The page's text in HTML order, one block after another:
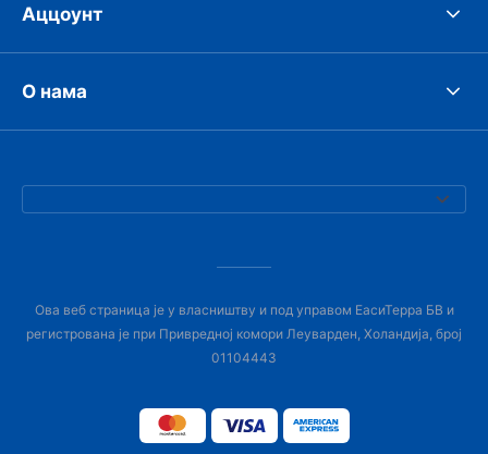
Аццоунт
О нама
Ова веб страница је у власништву и под управом ЕасиТерра БВ и
регистрована је при Привредној комори Леуварден, Холандија, број
01104443